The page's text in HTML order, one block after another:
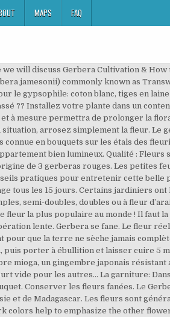
MAPS FAQ
la famille des Composées, le genre comprend environ 40 espèces et de nombreux cultivars. Plus connue en bouquets sur les étals des fleuristes, cette plante attractive trouvera sa place en pleine terre dans les massifs du Sud du pays ou même en pot dans un appartement bien lumineux. Qualité : Fleurs solitaires rouge orangé de 10 à 12 cm de diamètre. Message par Malfine » dim. Le logo d'auJardin.info était composé à l'origine de 3 gerberas rouges. Les petites feuilles sont brodées en deux verts dont je n’ai pas les références car ce sont mes cotons de l’enfance. Voici quelques conseils pratiques pour entretenir cette belle plante d'intérieur., par Audrey Du printemps à l'automne, ajoutez un engrais 'spécial plantes fleuries' à l'eau d'arrosage tous les 15 jours. Certains jardiniers ont l'habitude de dire qu'en coupant une fleur fanée ce sont trois nouveaux boutons qui vont apparaître. Avec ses fleurs simples, semi-doubles, doubles ou à fleur d’araignée, pouvant atteindre jusqu’à 12 cm de diamètre, le gerbera a su s’imposer depuis les années 1970, devenant la 5e fleur la plus populaire au monde ! Il faut la retier. Recouvrez celui-ci d'un mélange composé de terreau et de compost et ajoutez quelques billes d'engrais à libération lente. Gerbera se fane. Le fleur réel vient des … Si les fleurs et les feuilles commencent à se flétrir, il ya plusieurs raisons possibles Arrosez copieusement pour que la terre ne sèche jamais complètement entre deux arrosages durant la belle saison. Mettre dans une casserole les graines de pavot, les couvrir d'eau, puis porter à ébullition et laisser cuire 5 min.... Les myriapodes, mille-pattes au service du jardinier, Le pittosporum 'Golf Ball', une alternative au buis, Gingembre mioga, un gingembre japonais résistant au froid, Du lait pour de beaux cactus & plantes grasses. Dans un récipient verser le yaourt, puis se servir du pot de yaourt vide pour les autres... La garniture: Dans les régions moins clémentes, une culture en pot sera préconisée. Gerbera daisies are also very popular to use in a bouquet. Conserver les fleurs fanées. Le Gerbera fait partie de la liste des plantes dépolluantes. Cette belle vivace est originaire des zones tempérées d'Afrique, d'Asie et de Madagascar. Les fleurs sont généralement simple mais on trouve sur le marché des cultivars à fleurs doubles et à cœur contrasté. Their warm and dark colors help to emphasize the other flowers too. Séparez les blancs d'oeufs des jaunes, dans deux jattes. Il doit être rentré dans une pièce en hiver à … Le site de l'HerBiVoRe : Fiches techniques, articles scientifiques, conseils de culture, ... Accueil; Plantes